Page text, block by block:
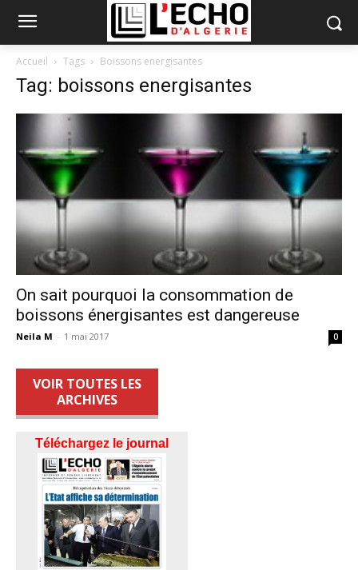
Accueil Tags Boissons energisantes
Tag: boissons energisantes
On sait pourquoi la consommation de
boissons énergisantes est dangereuse
Neila M - 1 mai 2017 0
VOIR TOUTES LES
ARCHIVES